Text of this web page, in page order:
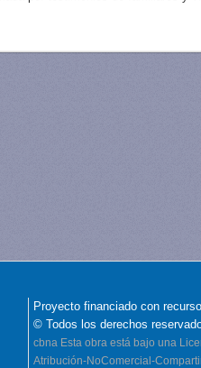
Proyecto financiado con
© Todos los derechos
cbna Esta obra está bajo una
Atribución-NoComercial-